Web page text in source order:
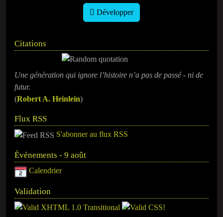
Développer
Citations
Une génération qui ignore l’histoire n’a pas de passé - ni de
futur.
(Robert A. Heinlein)
Flux RSS
S'abonner au flux RSS
Événements - 9 août
Calendrier
Validation